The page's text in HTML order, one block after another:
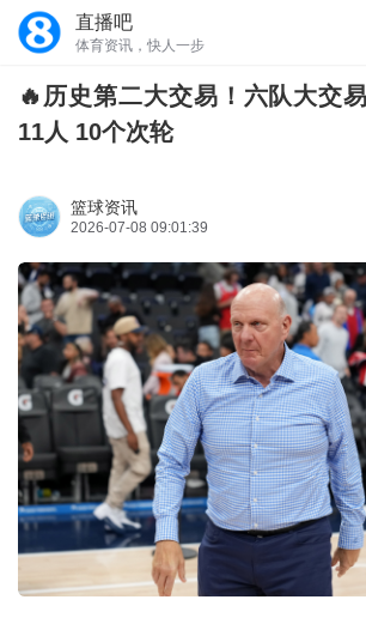
直播吧
体育资讯，快人一步
🔥历史第二大交易！六队大交
11人 10个次轮
篮球资讯
2026-07-08 09:01:39